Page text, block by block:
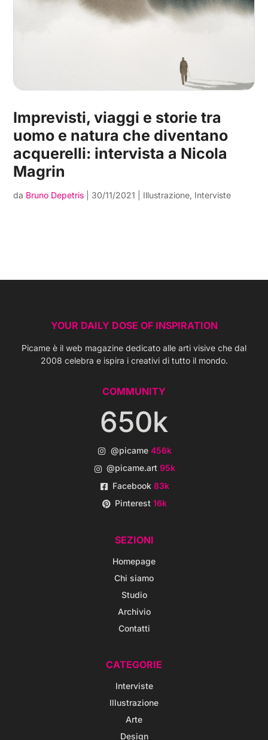
Imprevisti, viaggi e storie tra
uomo e natura che diventano
acquerelli: intervista a Nicola
Magrin
da Bruno Depetris 30/11/2021 Illustrazione, Interviste
YOUR DAILY DOSE OF INSPIRATION
Picame è il web magazine dedicato alle arti visive che dal
2008 celebra e ispira i creativi di tutto il mondo.
COMMUNITY
650k
@picame 456k
@picame.art95k
Facebook83k
Pinterest16k
SEZIONI
Homepage
Chi siamo
Studio
Archivio
Contatti
CATEGORIE
Interviste
Illustrazione
Arte
Design